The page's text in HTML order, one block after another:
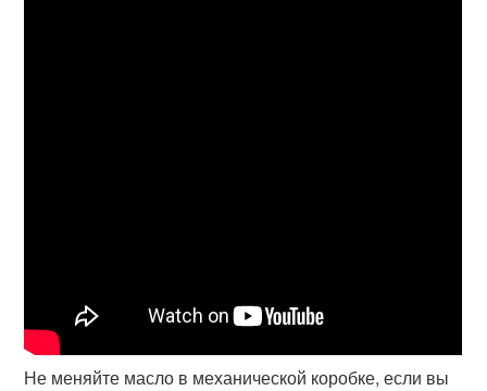
Не меняйте масло в механической коробке, если вы